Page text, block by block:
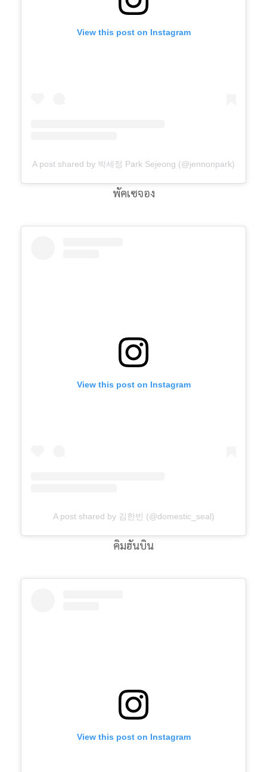
View this post on Instagram
A post shared by 박세정 Park Sejeong (@jennonpark)
พัคเซจอง
View this post on Instagram
A post shared by 김한빈 (@domestic_seal)
คิมฮันบิน
View this post on Instagram